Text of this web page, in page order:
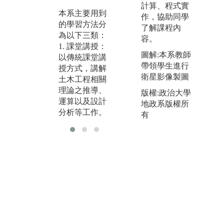
本系主要用到
的學習方法分
為以下三類：
1. 課堂講授：
以傳統課堂講
授方式，講解
土木工程相關
理論之推導、
運算以及設計
分析等工作。
某些科目中請
學生自行規畫
研究課題
圖解:土壤力學
實驗實作
版權:國立中央
大學土木工程
學系
計算、程式實
作，協助同學
了解課程內
容。
圖解:本系教師
帶領學生進行
衛星影像製圖
版權:政治大學
地政系版權所
有